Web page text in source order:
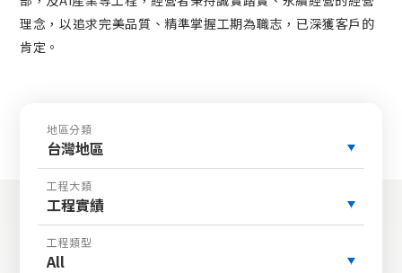
理念，以追求完美品質、精準掌握工期為職志，已深獲客戶的
肯定。
地區分類
台灣地區
工程大類
工程實績
工程類型
All